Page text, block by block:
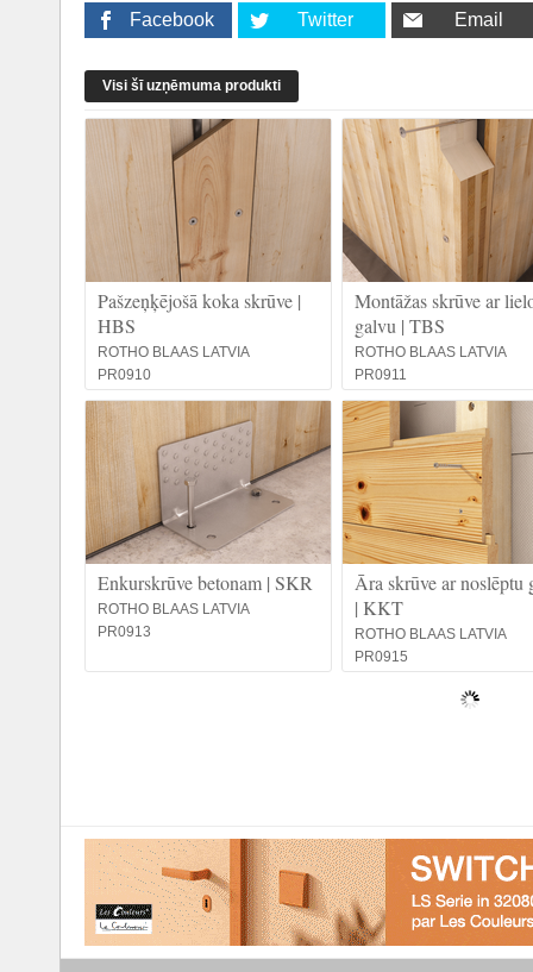
Facebook Twitter Email
Visi šī uzņēmuma produkti
Pašzeņķējošā koka skrūve |
HBS
ROTHO BLAAS LATVIA
PR0910
Montāžas skrūve ar
galvu | TBS
ROTHO BLAAS LATVIA
PR0911
Enkurskrūve betonam | SKR
ROTHO BLAAS LATVIA
PR0913
Āra skrūve ar noslēptu
| KKT
ROTHO BLAAS LATVIA
PR0915